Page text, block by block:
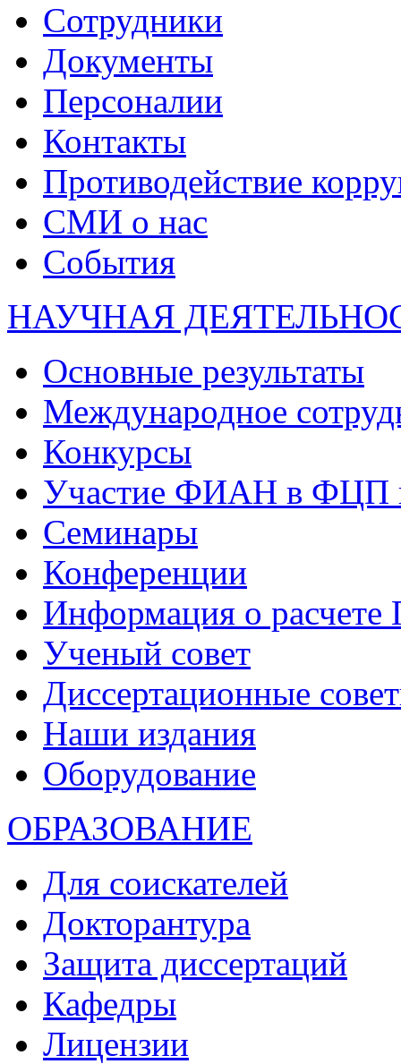
Сотрудники
Документы
Персоналии
Контакты
Противодействие
СМИ о нас
События
НАУЧНАЯ
Основные результаты
Международное
Конкурсы
Участие ФИАН в ФЦП
Семинары
Конференции
Информация о
Ученый совет
Диссертационные
Наши издания
Оборудование
ОБРАЗОВАНИЕ
Для соискателей
Докторантура
Защита диссертаций
Кафедры
Лицензии